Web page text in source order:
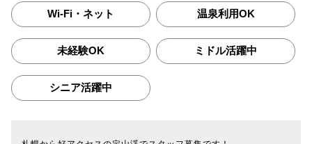
Wi-Fi・ネット 温泉利用OK
未経験OK ミドル活躍中
シニア活躍中